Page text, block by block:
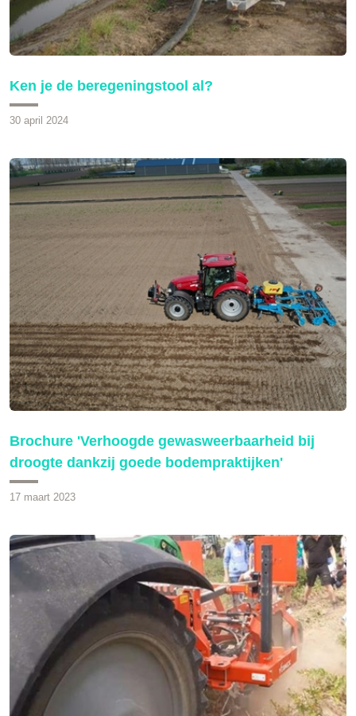
Ken je de beregeningstool al?
30 april 2024
Brochure 'Verhoogde gewasweerbaarheid bij
droogte dankzij goede bodempraktijken'
17 maart 2023